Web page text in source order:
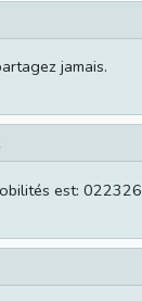
jamais.
est: 022326